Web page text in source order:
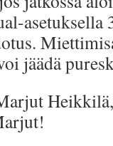
asetuksella
jäädä